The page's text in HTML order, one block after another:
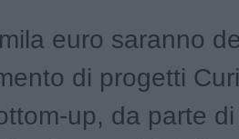
euro saranno
di progetti
up, da parte